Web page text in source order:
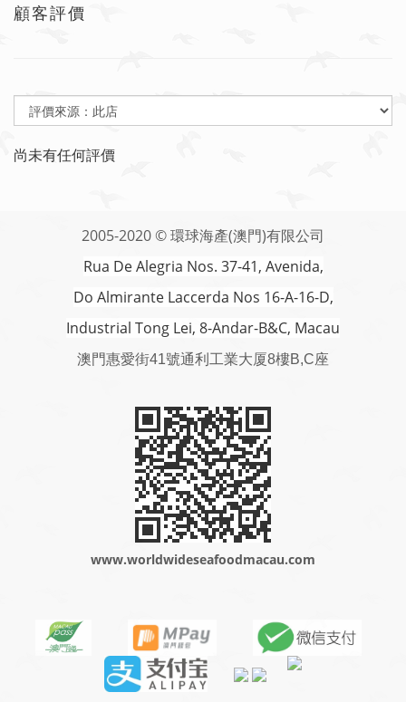
顧客評價
尚未有任何評價
2005-2020 © 環球海產(澳門)有限公司
Rua De Alegria Nos. 37-41, Avenida,
Do Almirante Laccerda Nos 16-A-16-D,
Industrial Tong Lei, 8-Andar-B&C, Macau
澳門惠愛街41號通利工業大厦8樓B,C座
www.worldwideseafoodmacau.com